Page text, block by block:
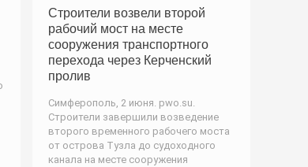
Строители возвели второй
рабочий мост на месте
сооружения транспортного
перехода через Керченский
пролив
Симферополь, 2 июня. pwo.su.
Строители завершили возведение
второго временного рабочего моста
от острова Тузла до судоходного
канала на месте сооружения